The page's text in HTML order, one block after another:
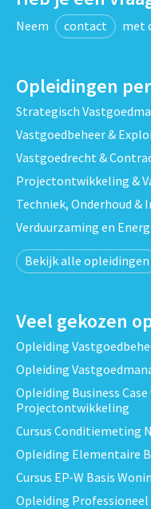
Neem contact met
Opleidingen
Strategisch
Vastgoedbeheer &
Vastgoedrecht &
Projectontwikkeling &
Techniek, Onderhoud &
Verduurzaming en
Bekijk alle opleidingen
Veel gekozen
Opleiding
Opleiding
Opleiding Business
Projectontwikkeling
Cursus Conditiemeting
Opleiding Elementaire
Cursus EP-W Basis
Opleiding Professioneel